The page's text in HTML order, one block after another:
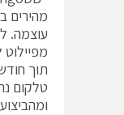
מהירים
עוצמה.
תוך
טלקום